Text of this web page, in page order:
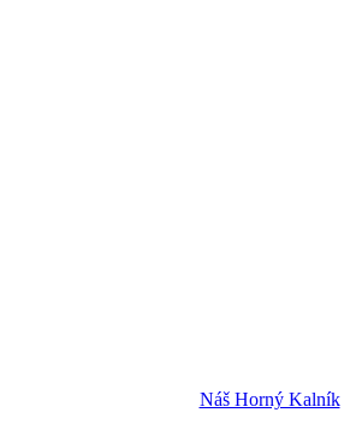
Náš Horný Kalník